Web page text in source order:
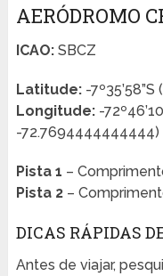
AERÓDROMO
ICAO:SBCZ
Latitude:-
Longitude:-
-72.7694444444444)
Pista 1 –
Pista 2–
DICAS RÁPIDAS
Antes de viajar,